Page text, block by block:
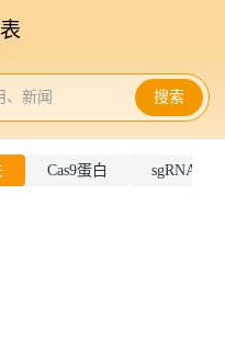
、新闻 搜索
Cas9蛋白 sgRNA合